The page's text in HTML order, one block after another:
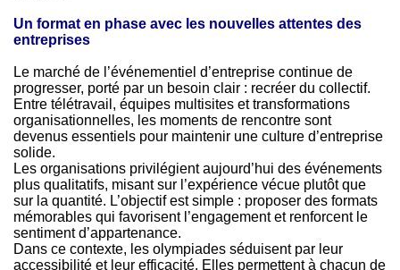
Un format en phase avec les nouvelles attentes des
entreprises
Le marché de l’événementiel d’entreprise continue de
progresser, porté par un besoin clair : recréer du collectif.
Entre télétravail, équipes multisites et transformations
organisationnelles, les moments de rencontre sont
devenus essentiels pour maintenir une culture d’entreprise
solide.
Les organisations privilégient aujourd’hui des événements
plus qualitatifs, misant sur l’expérience vécue plutôt que
sur la quantité. L’objectif est simple : proposer des formats
mémorables qui favorisent l’engagement et renforcent le
sentiment d’appartenance.
Dans ce contexte, les olympiades séduisent par leur
accessibilité et leur efficacité. Elles permettent à chacun de